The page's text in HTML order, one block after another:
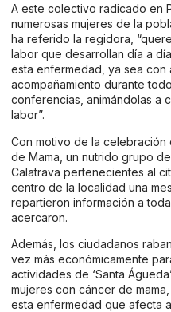
A este colectivo radicado en
numerosas mujeres de la
ha referido la regidora,
labor que desarrollan día a
esta enfermedad, ya sea con
acompañamiento durante
conferencias, animándolas a
labor”.
Con motivo de la celebración
de Mama, un nutrido grupo
Calatrava pertenecientes al
centro de la localidad una
repartieron información a
acercaron.
Además, los ciudadanos
vez más económicamente
actividades de ‘Santa
mujeres con cáncer de
esta enfermedad que afecta